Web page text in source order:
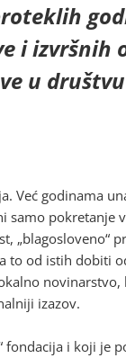
i izvršnih
u
Već godinama
samo pokretanje
„blagosloveno“
od istih dobiti
izazov.
fondacija i koji je